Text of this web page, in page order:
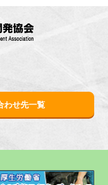
わせ先一覧